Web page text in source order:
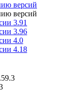
версий
версий
3.91
3.96
4.0
4.18